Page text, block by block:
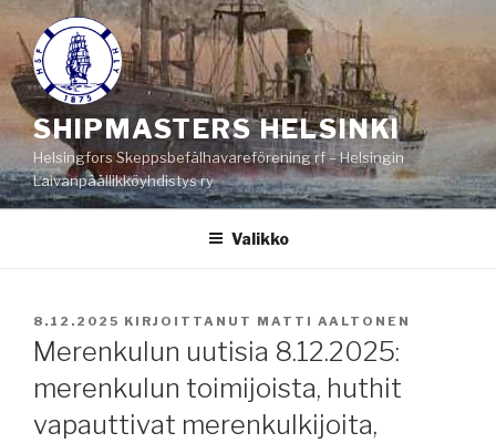
Siirry
sisältöön
SHIPMASTERS HELSINKI
Helsingfors Skeppsbefälhavareförening rf – Helsingin
Laivanpäällikköyhdistys ry
Valikko
JULKAISTU
8.12.2025 KIRJOITTANUT MATTI AALTONEN
Merenkulun uutisia 8.12.2025:
merenkulun toimijoista, huthit
vapauttivat merenkulkijoita,